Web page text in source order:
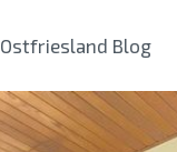
Ostfriesland Blog